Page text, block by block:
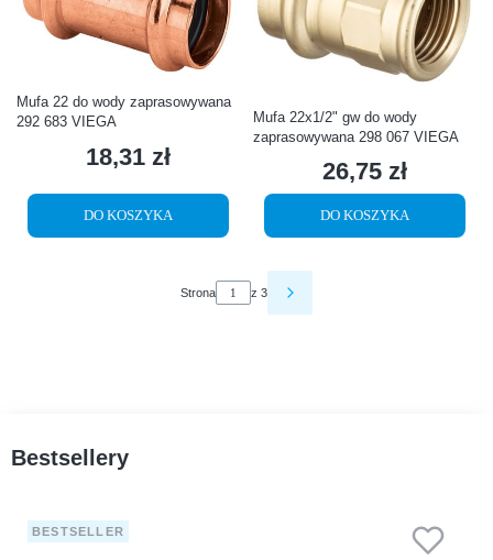
Mufa 22 do wody zaprasowywana
292 683 VIEGA
Cena
18,31 zł
DO KOSZYKA
Mufa 22x1/2" gw do wody
zaprasowywana 298 067 VIEGA
Cena
26,75 zł
DO KOSZYKA
Strona z 3
Bestsellery
BESTSELLER